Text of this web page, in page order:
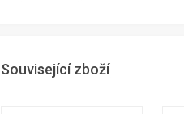
Související zboží